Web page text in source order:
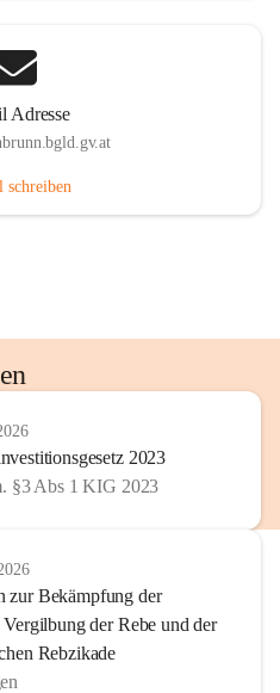
Adresse
schreiben
2023
§3 Abs 1 KIG 2023
zur Bekämpfung der
der Rebe und der
Rebzikade